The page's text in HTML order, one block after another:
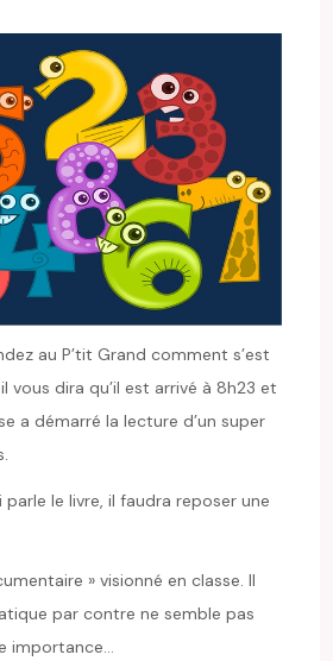
au P’tit Grand comment s’est
vous dira qu’il est arrivé à 8h23 et
a démarré la lecture d’un super
le livre, il faudra reposer une
» visionné en classe. Il
par contre ne semble pas
importance…